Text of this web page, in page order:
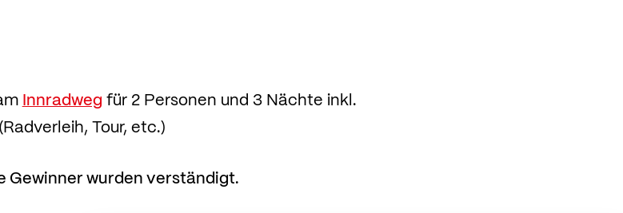
Innradwegfür 2 Personen und 3 Nächte inkl.
Tour, etc.)
Gewinner wurden verständigt.